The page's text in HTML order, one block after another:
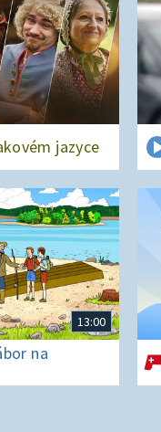
jazyce
13:00
na